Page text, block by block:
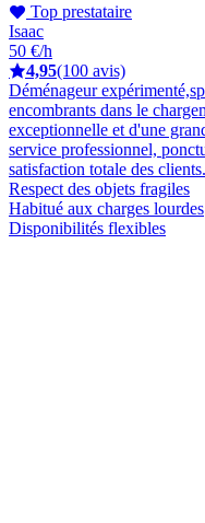
Top prestataire
Isaac
50 €/h
4,95(100 avis)
Déménageur
encombrants dans le
exceptionnelle et d'une
service professionnel,
satisfaction totale des clients.
Respect des objets fragiles
Habitué aux charges lourdes
Disponibilités flexibles